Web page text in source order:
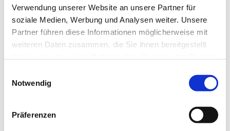
Verwendung unserer Website an unsere Partner für
soziale Medien, Werbung und Analysen weiter. Unsere
Partner führen diese Informationen möglicherweise mit
weiteren Daten zusammen, die Sie ihnen bereitgestellt
Notwendig
Präferenzen
loadingjobninja.com
for more